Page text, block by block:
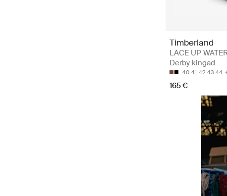
Timberland
LACE UP
Derby kingad
40 41 42 43 44
165 €